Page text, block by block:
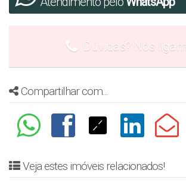
- Bicicletário;
- Central de abastecimento de carro
- Área para boxes de praia;
- Mini Quadra Poliesportiva;
- Horta;
- Área externa;
- Ducha;
- Área de piscina adulto e infantil,
Dúvidas? Nós
Compartilhar com...
Veja estes imóveis relacionados!